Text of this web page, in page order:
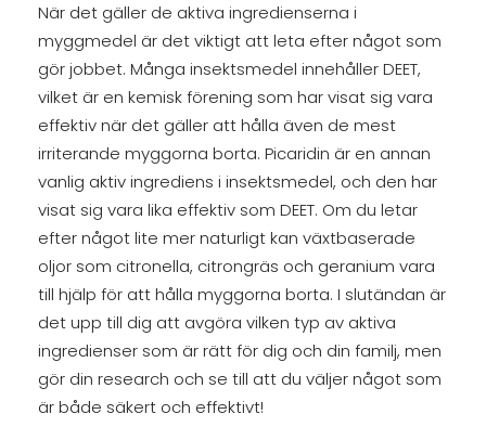
När det gäller de aktiva ingredienserna i
myggmedel är det viktigt att leta efter något som
gör jobbet. Många insektsmedel innehåller DEET,
vilket är en kemisk förening som har visat sig vara
effektiv när det gäller att hålla även de mest
irriterande myggorna borta. Picaridin är en annan
vanlig aktiv ingrediens i insektsmedel, och den har
visat sig vara lika effektiv som DEET. Om du letar
efter något lite mer naturligt kan växtbaserade
oljor som citronella, citrongräs och geranium vara
till hjälp för att hålla myggorna borta. I slutändan är
det upp till dig att avgöra vilken typ av aktiva
ingredienser som är rätt för dig och din familj, men
gör din research och se till att du väljer något som
är både säkert och effektivt!